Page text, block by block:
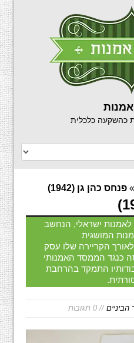
כהשקעה כלכלית
» פנחס כהן גן (1942)
לאמנות ישראלי, הנחשב
המושגית
הקריירה שלו עסק
כנגד הממסד האמנותי
התמקד בהרחבת
הביניים // 0 תגובות